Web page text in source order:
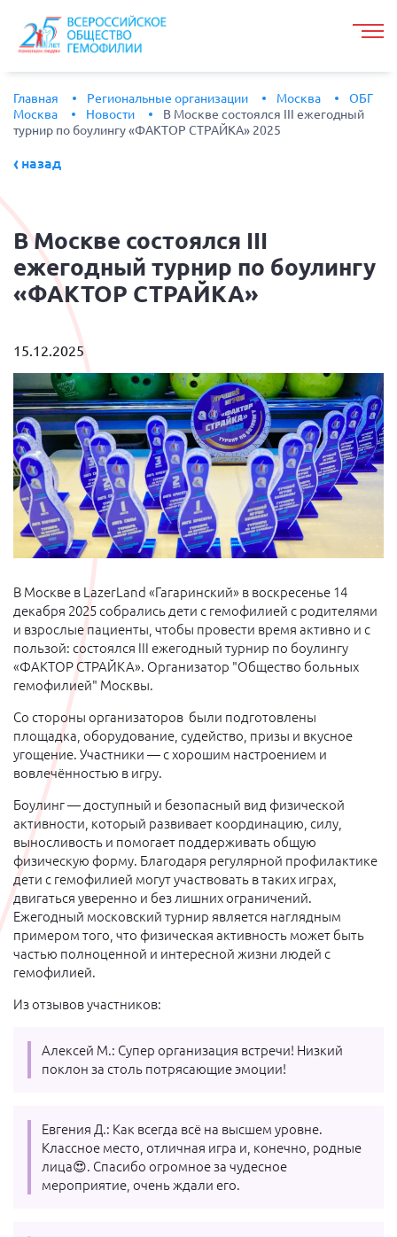
Главная Региональные организации Москва
ОБГ
Москва
Новости
В Москве состоялся III ежегодный
турнир по боулингу «ФАКТОР СТРАЙКА» 2025
назад
В Москве состоялся III
ежегодный турнир по боулингу
«ФАКТОР СТРАЙКА»
15.12.2025
В Москве в LazerLand «Гагаринский» в воскресенье 14
декабря 2025 собрались дети с гемофилией с родителями
и взрослые пациенты, чтобы провести время активно и с
пользой: состоялся III ежегодный турнир по боулингу
«ФАКТОР СТРАЙКА». Организатор "Общество больных
гемофилией" Москвы.
Со стороны организаторов были подготовлены
площадка, оборудование, судейство, призы и вкусное
угощение. Участники — с хорошим настроением и
вовлечённостью в игру.
Боулинг — доступный и безопасный вид физической
активности, который развивает координацию, силу,
выносливость и помогает поддерживать общую
физическую форму. Благодаря регулярной профилактике
дети с гемофилией могут участвовать в таких играх,
двигаться уверенно и без лишних ограничений.
Ежегодный московский турнир является наглядным
примером того, что физическая активность может быть
частью полноценной и интересной жизни людей с
гемофилией.
Из отзывов участников:
Алексей М.: Супер организация встречи! Низкий
поклон за столь потрясающие эмоции!
Евгения Д.: Как всегда всё на высшем уровне.
Классное место, отличная игра и, конечно, родные
лица😍. Спасибо огромное за чудесное
мероприятие, очень ждали его.